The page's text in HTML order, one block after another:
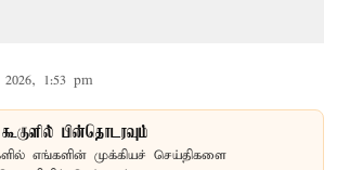
1:53 pm
பின்தொடரவும்
எங்களின் முக்கியச் செய்திகளை